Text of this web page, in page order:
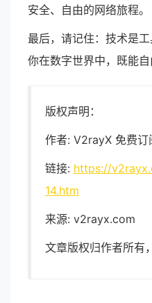
安全、自由的网络旅程。
最后，请记住：技术是
你在数字世界中，既能自
版权声明：
作者: V2rayX 免费订
链接: https://
14.htm
来源: v2rayx.com
文章版权归作者所有